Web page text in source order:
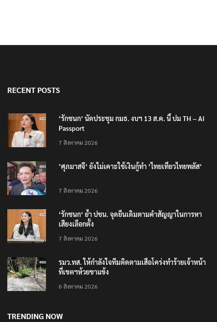
RECENT POSTS
‘รักชนก’ นัดประชุม กมธ. งบฯ 13 ส.ค. นี้ ปม TH – AI
Passport
7 สิงหาคม 2026
’ศุภมาสจี‘ ยังไม่เคาะใช้เงินกู้ทำ ‘ไทยเที่ยวไทยพลัส‘
7 สิงหาคม 2026
‘รักชนก‘ ย้ำ ปชน. จุดยืนเดิมตามคำสัญญาในการหา
เสียงเลือกตั้ง
7 สิงหาคม 2026
รมว.ทส. ให้กำลังใจทีมติดตามเสือโคร่งทำร้ายเจ้าหน้า
ที่เขตฯห้วยขาแข้ง
6 สิงหาคม 2026
TRENDING NOW